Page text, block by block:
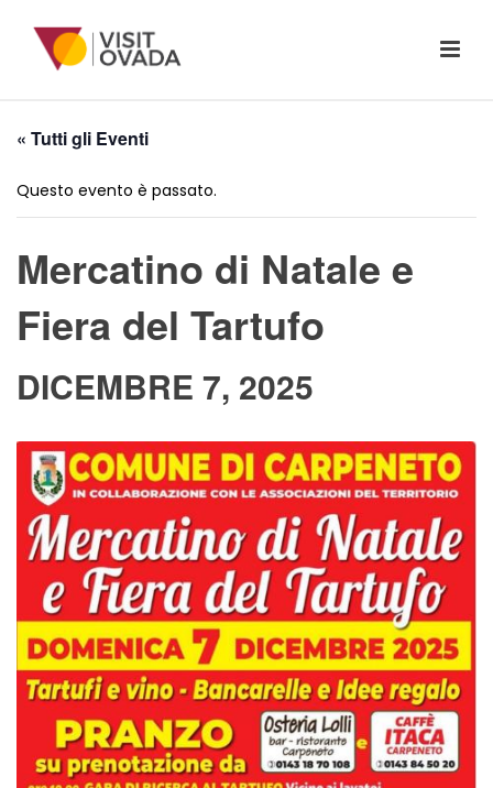
« Tutti gli Eventi
Questo evento è passato.
Mercatino di Natale e
Fiera del Tartufo
DICEMBRE 7, 2025